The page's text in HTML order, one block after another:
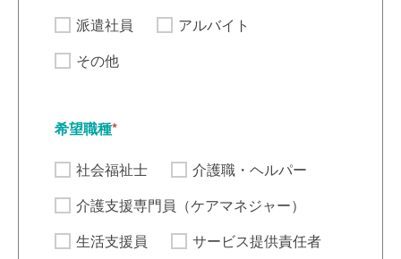
派遣社員
アルバイト
その他
希望職種*
社会福祉士
介護職・ヘルパー
介護支援専門員（ケアマネジャー）
生活支援員
サービス提供責任者